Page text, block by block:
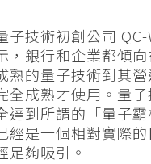
子技術初創公司
，銀行和企業都傾
熟的量子技術到其
全成熟才使用。量
達到所謂的「量子
經是一個相對實際
足夠吸引。